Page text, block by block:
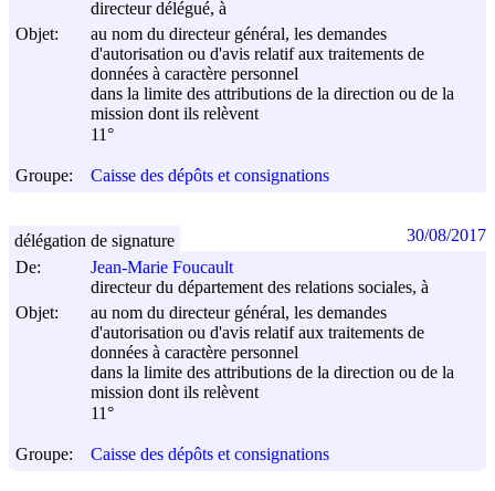
directeur délégué, à
Objet:
au nom du directeur général, les demandes
d'autorisation ou d'avis relatif aux traitements de
données à caractère personnel
dans la limite des attributions de la direction ou de la
mission dont ils relèvent
11°
Groupe: Caisse des dépôts et consignations
De:
Jean-Marie Foucault
directeur du département des relations sociales, à
Objet:
au nom du directeur général, les demandes
d'autorisation ou d'avis relatif aux traitements de
données à caractère personnel
dans la limite des attributions de la direction ou de la
mission dont ils relèvent
11°
Groupe: Caisse des dépôts et consignations
délégation de signature 30/08/2017